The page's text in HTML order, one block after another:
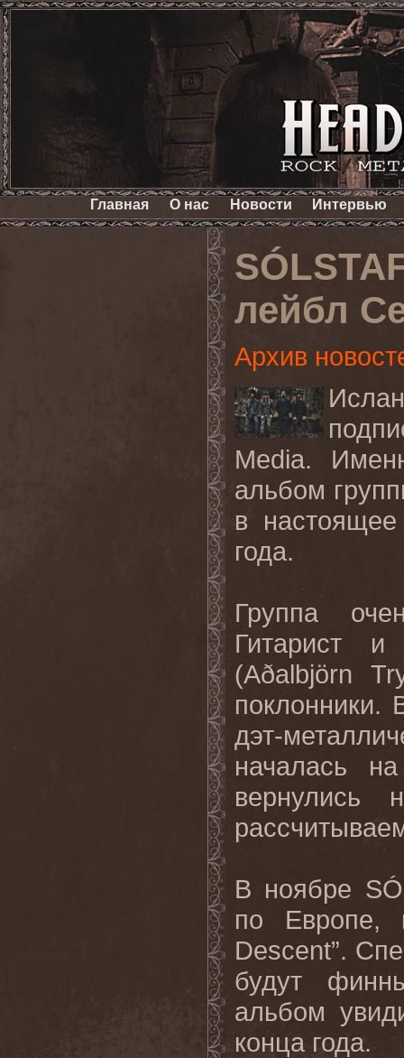
Главная О нас Новости Интервью
лейбл
Архив
Media.
альбом
в
года.
Группа
Гитарист и
(Aðalbjörn
поклонники.
дэт-
началась
В ноябре
по Европе,
Descent”.
будут
альбом
конца года.